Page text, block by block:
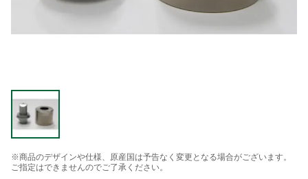
※商品のデザインや仕様、原産国は予告なく変更となる場合がございます。
ご指定はできませんのでご了承ください。